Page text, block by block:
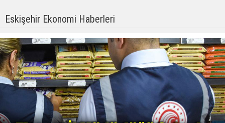
Eskişehir Ekonomi Haberleri